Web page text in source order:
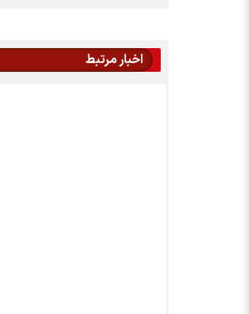
اخبار مرتبط